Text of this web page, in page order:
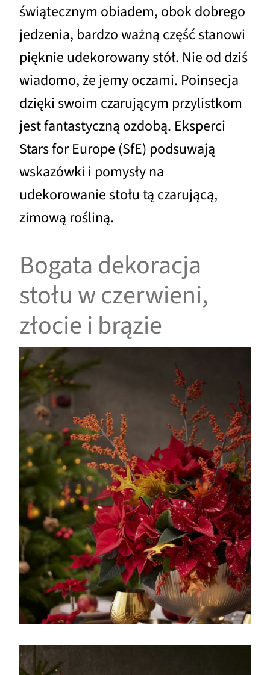
świątecznym obiadem, obok dobrego
jedzenia, bardzo ważną część stanowi
pięknie udekorowany stół. Nie od dziś
wiadomo, że jemy oczami. Poinsecja
dzięki swoim czarującym przylistkom
jest fantastyczną ozdobą. Eksperci
Stars for Europe (SfE) podsuwają
wskazówki i pomysły na
udekorowanie stołu tą czarującą,
zimową rośliną.
Bogata dekoracja
stołu w czerwieni,
złocie i brązie